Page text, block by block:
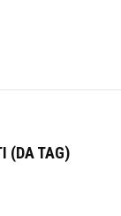
(DA TAG)